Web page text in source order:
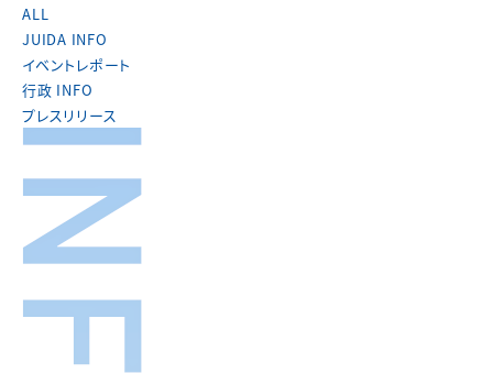
ALL
JUIDA INFO
イベントレポート
行政 INFO
プレスリリース